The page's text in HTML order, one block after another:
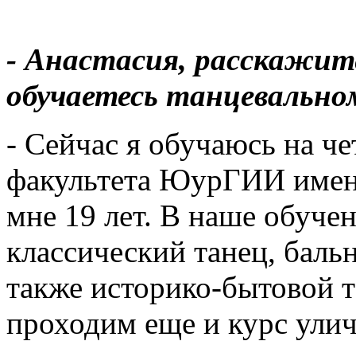
- Анастасия,
обучаетесь
- Сейчас я обучаюсь на
факультета ЮурГИИ
мне 19 лет. В наше
классический танец,
также историко-бытовой
проходим еще и курс